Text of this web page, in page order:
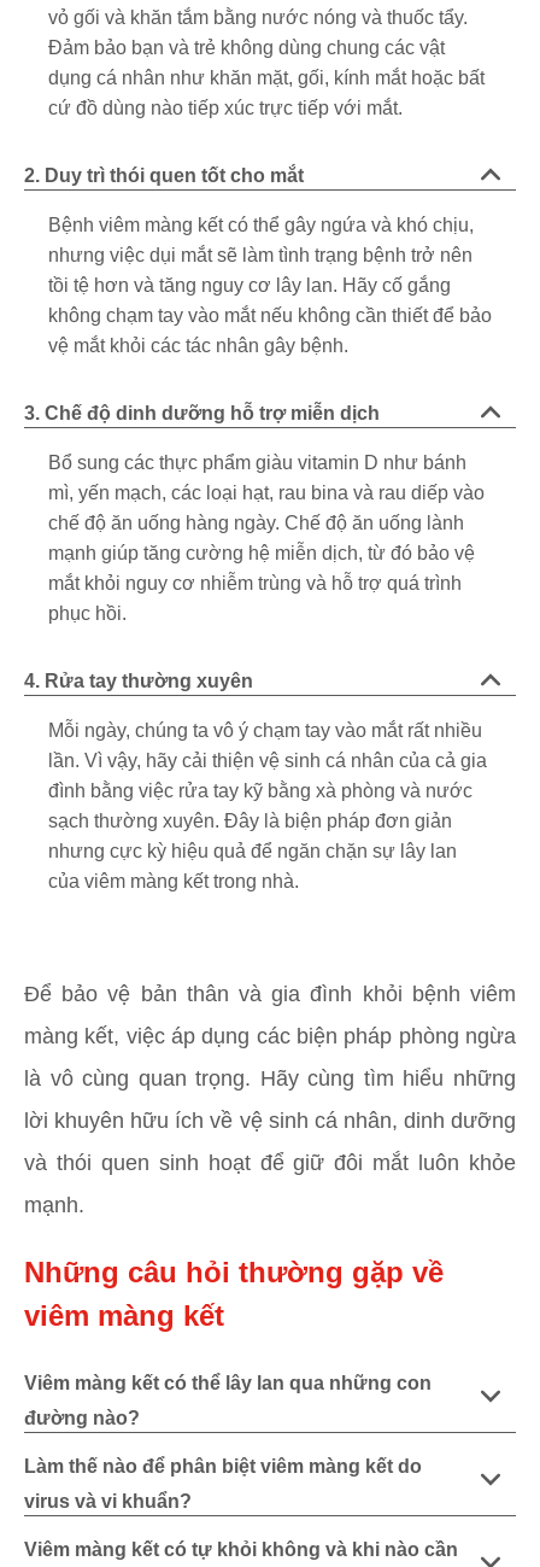
vỏ gối và khăn tắm bằng nước nóng và thuốc tẩy.
Đảm bảo bạn và trẻ không dùng chung các vật
dụng cá nhân như khăn mặt, gối, kính mắt hoặc bất
cứ đồ dùng nào tiếp xúc trực tiếp với mắt.
2. Duy trì thói quen tốt cho mắt
Bệnh viêm màng kết có thể gây ngứa và khó chịu,
nhưng việc dụi mắt sẽ làm tình trạng bệnh trở nên
tồi tệ hơn và tăng nguy cơ lây lan. Hãy cố gắng
không chạm tay vào mắt nếu không cần thiết để bảo
vệ mắt khỏi các tác nhân gây bệnh.
3. Chế độ dinh dưỡng hỗ trợ miễn dịch
Bổ sung các thực phẩm giàu vitamin D như bánh
mì, yến mạch, các loại hạt, rau bina và rau diếp vào
chế độ ăn uống hàng ngày. Chế độ ăn uống lành
mạnh giúp tăng cường hệ miễn dịch, từ đó bảo vệ
mắt khỏi nguy cơ nhiễm trùng và hỗ trợ quá trình
phục hồi.
4. Rửa tay thường xuyên
Mỗi ngày, chúng ta vô ý chạm tay vào mắt rất nhiều
lần. Vì vậy, hãy cải thiện vệ sinh cá nhân của cả gia
đình bằng việc rửa tay kỹ bằng xà phòng và nước
sạch thường xuyên. Đây là biện pháp đơn giản
nhưng cực kỳ hiệu quả để ngăn chặn sự lây lan
của viêm màng kết trong nhà.
Để bảo vệ bản thân và gia đình khỏi bệnh viêm
màng kết, việc áp dụng các biện pháp phòng ngừa
là vô cùng quan trọng. Hãy cùng tìm hiểu những
lời khuyên hữu ích về vệ sinh cá nhân, dinh dưỡng
và thói quen sinh hoạt để giữ đôi mắt luôn khỏe
mạnh.
Những câu hỏi thường gặp về
viêm màng kết
Viêm màng kết có thể lây lan qua những con
đường nào?
Làm thế nào để phân biệt viêm màng kết do
virus và vi khuẩn?
Viêm màng kết có tự khỏi không và khi nào cần